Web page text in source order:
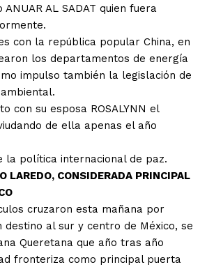
AL SADAT quien fuera
con la república popular China, en
los departamentos de energía
impulso también la legislación de
con su esposa ROSALYNN el
de ella apenas el año
la política internacional de paz.
LAREDO, CONSIDERADA PRINCIPAL
cruzaron esta mañana por
destino al sur y centro de México, se
Queretana que año tras año
fronteriza como principal puerta